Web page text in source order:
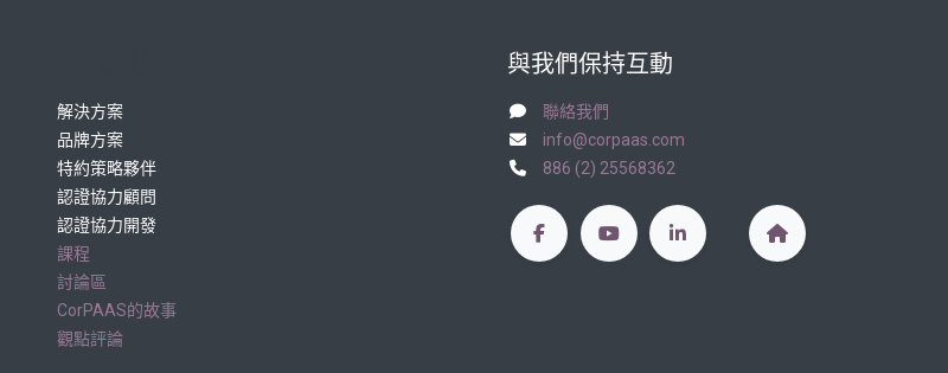
解決方案
品牌方案
特約策略夥伴
認證協力顧問
認證協力開發
課程
討論區
CorPAAS的故事
觀點評論
與我們保持互動
聯絡我們
info@corpaas.com
886 (2) 25568362